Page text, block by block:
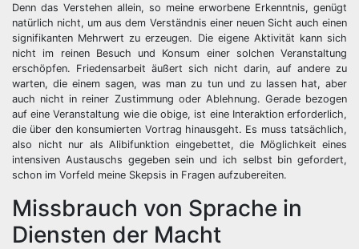
Denn das Verstehen allein, so meine erworbene Erkenntnis, genügt
natürlich nicht, um aus dem Verständnis einer neuen Sicht auch einen
signifikanten Mehrwert zu erzeugen. Die eigene Aktivität kann sich
nicht im reinen Besuch und Konsum einer solchen Veranstaltung
erschöpfen. Friedensarbeit äußert sich nicht darin, auf andere zu
warten, die einem sagen, was man zu tun und zu lassen hat, aber
auch nicht in reiner Zustimmung oder Ablehnung. Gerade bezogen
auf eine Veranstaltung wie die obige, ist eine Interaktion erforderlich,
die über den konsumierten Vortrag hinausgeht. Es muss tatsächlich,
also nicht nur als Alibifunktion eingebettet, die Möglichkeit eines
intensiven Austauschs gegeben sein und ich selbst bin gefordert,
schon im Vorfeld meine Skepsis in Fragen aufzubereiten.
Missbrauch von Sprache in
Diensten der Macht